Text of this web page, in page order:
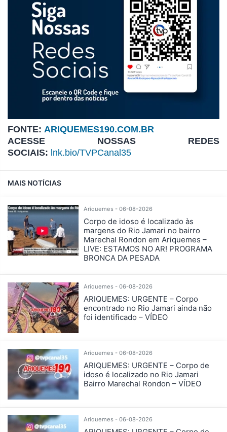
FONTE: ARIQUEMES190.COM.BR
ACESSE NOSSAS REDES
SOCIAIS: lnk.bio/TVPCanal35
MAIS NOTÍCIAS
Ariquemes - 06-08-2026
Corpo de idoso é localizado às
margens do Rio Jamari no bairro
Marechal Rondon em Ariquemes –
LIVE: ESTAMOS NO AR! PROGRAMA
BRONCA DA PESADA
Ariquemes - 06-08-2026
ARIQUEMES: URGENTE – Corpo
encontrado no Rio Jamari ainda não
foi identificado – VÍDEO
Ariquemes - 06-08-2026
ARIQUEMES: URGENTE – Corpo de
idoso é localizado no Rio Jamari
Bairro Marechal Rondon – VÍDEO
Ariquemes - 06-08-2026